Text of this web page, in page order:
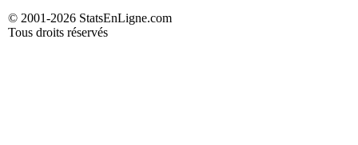
© 2001-2026 StatsEnLigne.com
Tous droits réservés